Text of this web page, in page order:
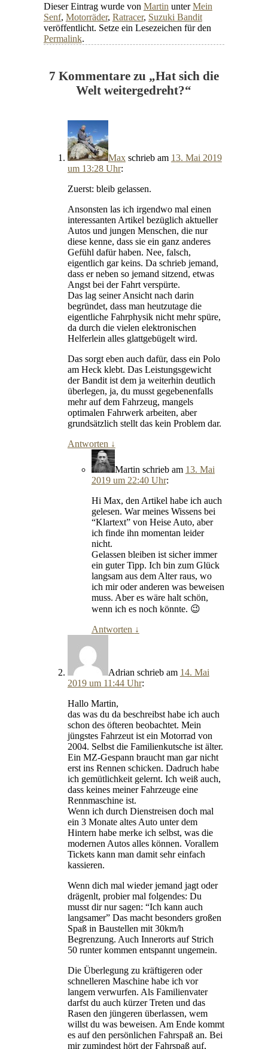
Dieser Eintrag wurde von Martin unterMein
Senf, Motorräder, Ratracer, Suzuki Bandit
veröffentlicht. Setze ein Lesezeichen für den
Permalink.
7 Kommentare zu „Hat sich die
Welt weitergedreht?“
Max schriebam 13. Mai 2019
um 13:28 Uhr:
Zuerst: bleib gelassen.
Ansonsten las ich irgendwo mal einen
interessanten Artikel bezüglich aktueller
Autos und jungen Menschen, die nur
diese kenne, dass sie ein ganz anderes
Gefühl dafür haben. Nee, falsch,
eigentlich gar keins. Da schrieb jemand,
dass er neben so jemand sitzend, etwas
Angst bei der Fahrt verspürte.
Das lag seiner Ansicht nach darin
begründet, dass man heutzutage die
eigentliche Fahrphysik nicht mehr spüre,
da durch die vielen elektronischen
Helferlein alles glattgebügelt wird.
Das sorgt eben auch dafür, dass ein Polo
am Heck klebt. Das Leistungsgewicht
der Bandit ist dem ja weiterhin deutlich
überlegen, ja, du musst gegebenenfalls
mehr auf dem Fahrzeug, mangels
optimalen Fahrwerk arbeiten, aber
grundsätzlich stellt das kein Problem dar.
Antworten ↓
Martin schriebam 13. Mai
2019 um 22:40 Uhr:
Hi Max, den Artikel habe ich auch
gelesen. War meines Wissens bei
“Klartext” von Heise Auto, aber
ich finde ihn momentan leider
nicht.
Gelassen bleiben ist sicher immer
ein guter Tipp. Ich bin zum Glück
langsam aus dem Alter raus, wo
ich mir oder anderen was beweisen
muss. Aber es wäre halt schön,
wenn ich es noch könnte. 😉
Antworten ↓
Adrian schriebam 14. Mai
2019 um 11:44 Uhr:
Hallo Martin,
das was du da beschreibst habe ich auch
schon des öfteren beobachtet. Mein
jüngstes Fahrzeut ist ein Motorrad von
2004. Selbst die Familienkutsche ist älter.
Ein MZ-Gespann braucht man gar nicht
erst ins Rennen schicken. Dadruch habe
ich gemütlichkeit gelernt. Ich weiß auch,
dass keines meiner Fahrzeuge eine
Rennmaschine ist.
Wenn ich durch Dienstreisen doch mal
ein 3 Monate altes Auto unter dem
Hintern habe merke ich selbst, was die
modernen Autos alles können. Vorallem
Tickets kann man damit sehr einfach
kassieren.
Wenn dich mal wieder jemand jagt oder
drägenlt, probier mal folgendes: Du
musst dir nur sagen: “Ich kann auch
langsamer” Das macht besonders großen
Spaß in Baustellen mit 30km/h
Begrenzung. Auch Innerorts auf Strich
50 runter kommen entspannt ungemein.
Die Überlegung zu kräftigeren oder
schnelleren Maschine habe ich vor
langem verwurfen. Als Familienvater
darfst du auch kürzer Treten und das
Rasen den jüngeren überlassen, wem
willst du was beweisen. Am Ende kommt
es auf den persönlichen Fahrspaß an. Bei
mir zumindest hört der Fahrspaß auf,